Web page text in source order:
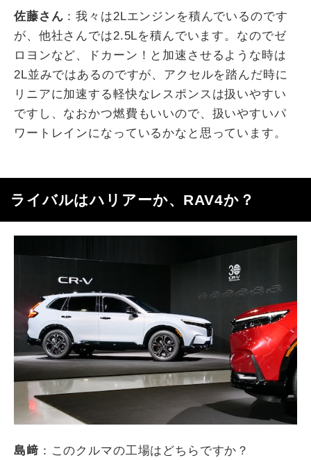
佐藤さん ：我々は2Lエンジンを積んでいるのです
が、他社さんでは2.5Lを積んでいます。なのでゼ
ロヨンなど、ドカーン！と加速させるような時は
2L並みではあるのですが、アクセルを踏んだ時に
リニアに加速する軽快なレスポンスは扱いやすい
ですし、なおかつ燃費もいいので、扱いやすいパ
ワートレインになっているかなと思っています。
ライバルはハリアーか、 RAV4か？
島﨑 ：このクルマの工場はどちらですか？